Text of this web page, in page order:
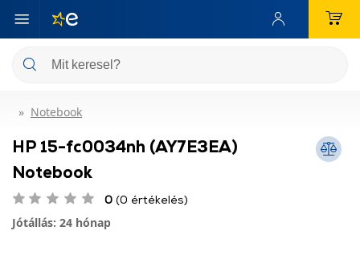
Notebook
HP 15-fc0034nh (AY7E3EA)
Notebook
0 (0 értékelés)
Jótállás: 24 hónap